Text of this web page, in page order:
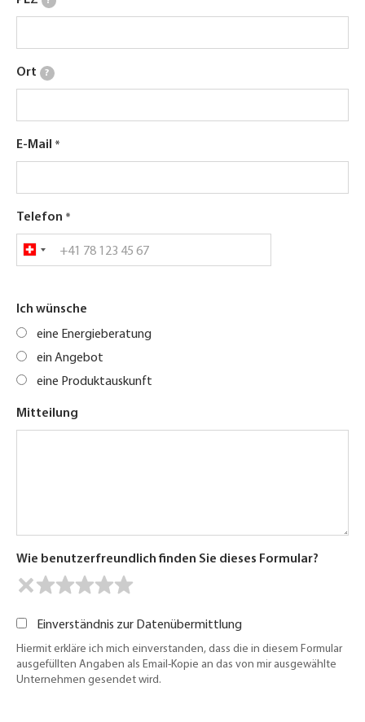
Ort ?
E-Mail
Telefon
Ich wünsche
eine Energieberatung
ein Angebot
eine Produktauskunft
Mitteilung
Wie benutzerfreundlich finden Sie dieses Formular?
Einverständnis zur Datenübermittlung
Hiermit erkläre ich mich einverstanden, dass die in diesem Formular
ausgefüllten Angaben als Email-Kopie an das von mir ausgewählte
Unternehmen gesendet wird.